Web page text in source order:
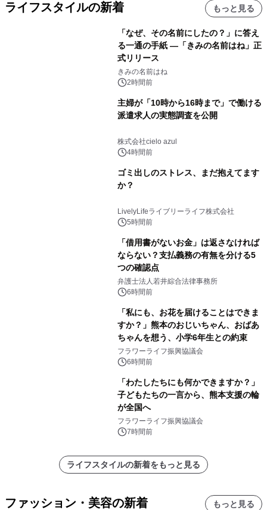
ライフスタイルの新着 もっと見る
「なぜ、その名前にしたの？」に答え
る一通の手紙 ―「きみの名前はね」正
式リリース
きみの名前はね
2時間前
主婦が「10時から16時まで」で働ける
派遣求人の実態調査を公開
株式会社cielo azul
4時間前
ゴミ出しのストレス、まだ抱えてます
か？
LivelyLifeライブリーライフ株式会社
5時間前
「借用書がないお金」は返さなければ
ならない？支払義務の有無を分ける5
つの確認点
弁護士法人若井綜合法律事務所
6時間前
「私にも、お花を届けることはできま
すか？」熊本のおじいちゃん、おばあ
ちゃんを想う、小学6年生との約束
フラワーライフ振興協議会
6時間前
「わたしたちにも何かできますか？」
子どもたちの一言から、熊本支援の輪
が全国へ
フラワーライフ振興協議会
7時間前
ライフスタイルの新着をもっと見る
ファッション・美容の新着 もっと見る